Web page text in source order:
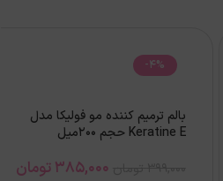
-4%
بالم ترميم كننده مو فولیکا مدل
Keratine E حجم 200میل
385,000تومان